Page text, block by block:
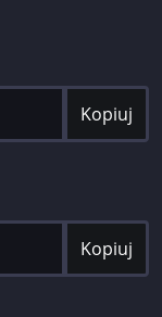
Kopiuj
Kopiuj